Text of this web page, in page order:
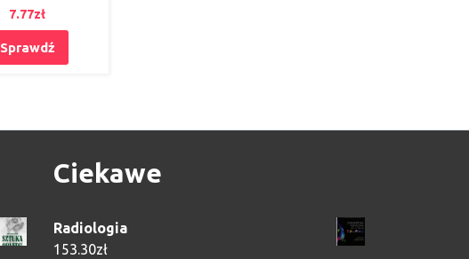
7.77zł
Sprawdź
Ciekawe
Radiologia
153.30zł